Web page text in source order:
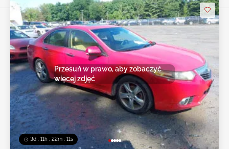
3d : 11h : 22m : 08s
Przesuń w prawo, aby zobaczyć
więcej zdjęć